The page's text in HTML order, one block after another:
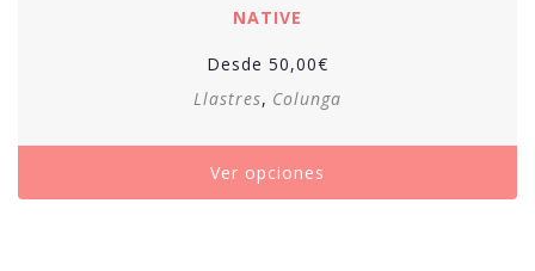
NATIVE
Desde 50,00€
Llastres, Colunga
Ver opciones